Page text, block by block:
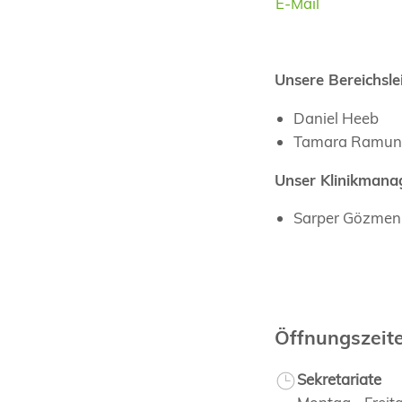
Unsere
Daniel Heeb
Tamara
Unser
Sarper Gözmen
Sekretariate